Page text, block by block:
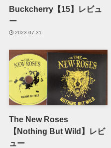
Buckcherry【15】レビュ
ー
2023-07-31
The New Roses
【Nothing But Wild】レビ
ュー